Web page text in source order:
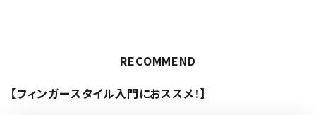
RECOMMEND
【フィンガースタイル入門におススメ！】